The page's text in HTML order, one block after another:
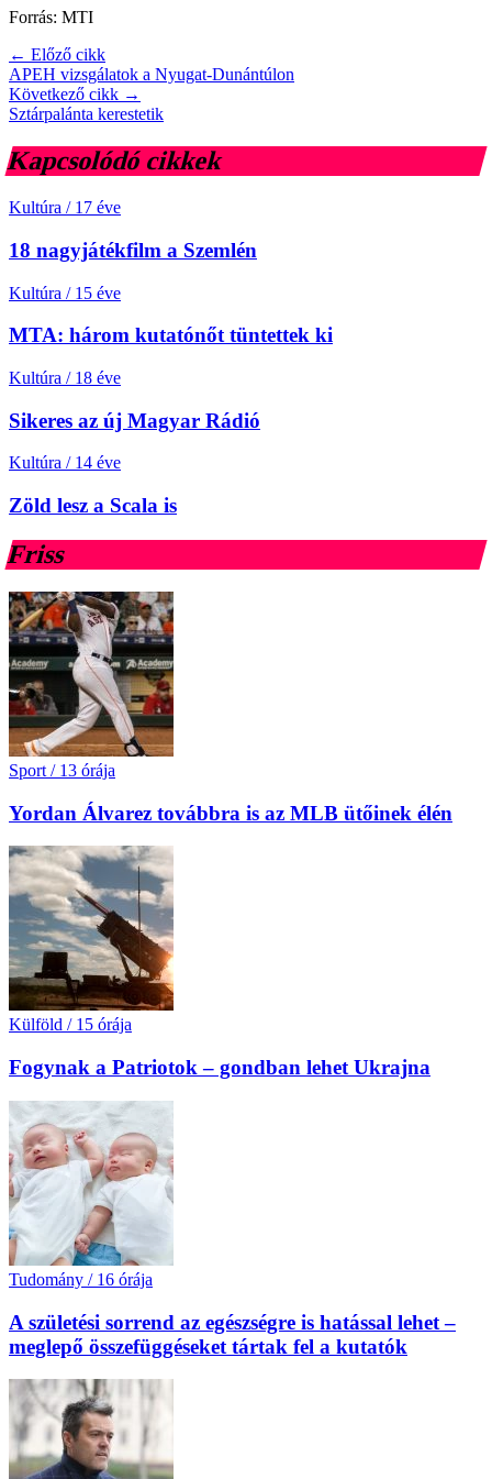
Forrás: MTI
← Előző cikk
APEH vizsgálatok a Nyugat-Dunántúlon
Következő cikk →
Sztárpalánta kerestetik
Kapcsolódó cikkek
Kultúra / 17 éve
18 nagyjátékfilm a Szemlén
Kultúra / 15 éve
MTA: három kutatónőt tüntettek ki
Kultúra / 18 éve
Sikeres az új Magyar Rádió
Kultúra / 14 éve
Zöld lesz a Scala is
Friss
Sport / 13 órája
Yordan Álvarez továbbra is az MLB ütőinek élén
Külföld / 15 órája
Fogynak a Patriotok – gondban lehet Ukrajna
Tudomány / 16 órája
A születési sorrend az egészségre is hatással lehet –
meglepő összefüggéseket tártak fel a kutatók